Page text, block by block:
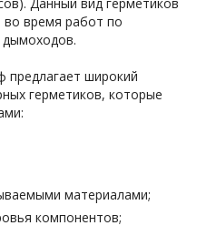
во время работ по
дымоходов.
широкий
герметиков, которые
материалами;
компонентов;